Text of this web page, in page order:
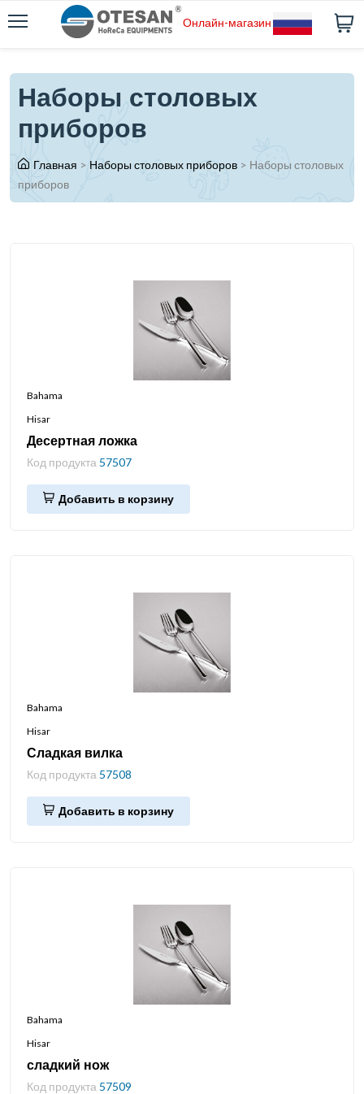
Онлайн-магазин
Наборы столовых
приборов
Главная > Наборы столовых приборов > Наборы столовых
приборов
Bahama
Hisar
Десертная ложка
Код продукта 57507
Добавить в корзину
Bahama
Hisar
Сладкая вилка
Код продукта 57508
Добавить в корзину
Bahama
Hisar
сладкий нож
Код продукта 57509